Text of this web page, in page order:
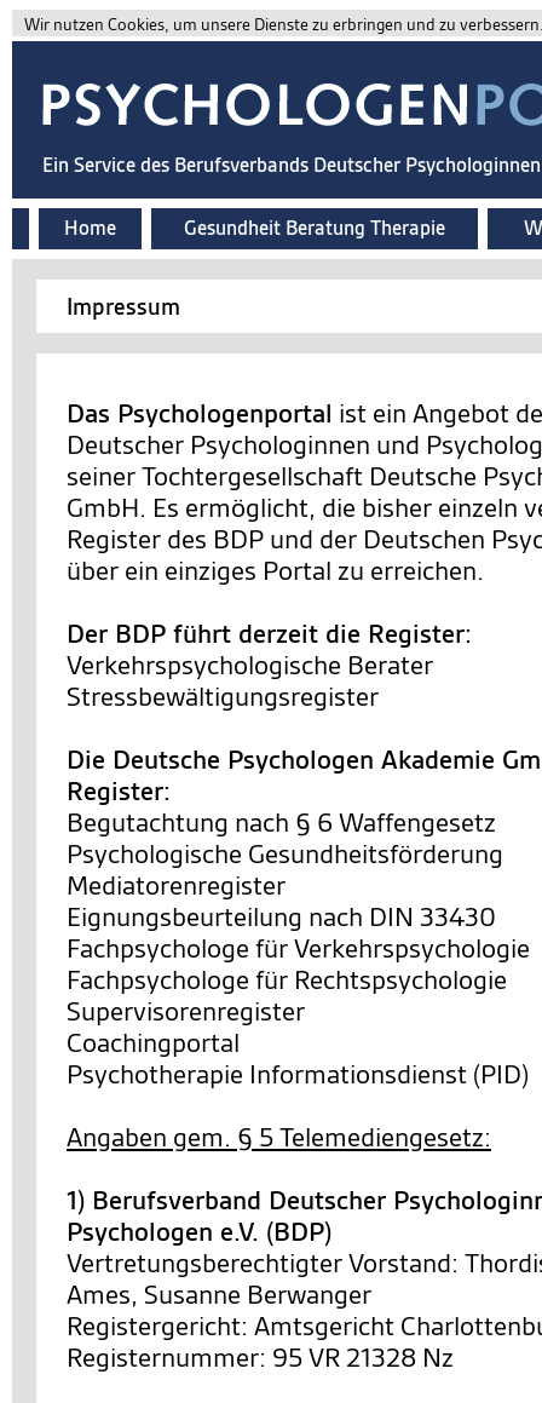
Wir nutzen Cookies, um unsere Dienste zu erbringen und zu
Ein Service des Berufsverbands Deutscher
Home Gesundheit Beratung Therapie
Impressum
Das Psychologenportal ist ein Angebot
Deutscher Psychologinnen und
seiner Tochtergesellschaft Deutsche
GmbH. Es ermöglicht, die bisher einzeln
Register des BDP und der Deutschen
über ein einziges Portal zu erreichen.
Der BDP führt derzeit die Register:
Verkehrspsychologische Berater
Stressbewältigungsregister
Die Deutsche Psychologen Akademie
Register:
Begutachtung nach § 6 Waffengesetz
Psychologische Gesundheitsförderung
Mediatorenregister
Eignungsbeurteilung nach DIN 33430
Fachpsychologe für Verkehrspsychologie
Fachpsychologe für Rechtspsychologie
Supervisorenregister
Coachingportal
Psychotherapie Informationsdienst (PID)
Angaben gem. § 5 Telemediengesetz:
1) Berufsverband Deutscher
Psychologen e.V. (BDP)
Vertretungsberechtigter Vorstand:
Ames, Susanne Berwanger
Registergericht: Amtsgericht
Registernummer: 95 VR 21328 Nz